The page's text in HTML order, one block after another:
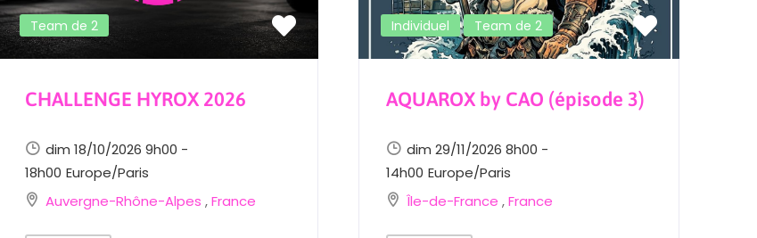
Team de 2
CHALLENGE HYROX 2026
dim 18/10/2026 9h00 -
18h00 Europe/Paris
Auvergne-Rhône-Alpes ,France
Individuel Team de 2
AQUAROX by CAO (épisode 3)
dim 29/11/2026 8h00 -
14h00 Europe/Paris
Île-de-France ,France